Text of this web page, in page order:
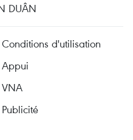
DUÂN
Conditions d'utilisation
Appui
VNA
Publicité